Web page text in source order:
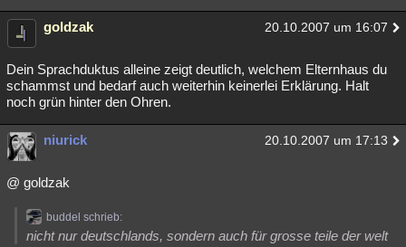
goldzak 20.10.2007 um 16:07
Dein Sprachduktus alleine zeigt deutlich, welchem Elternhaus du
schammst und bedarf auch weiterhin keinerlei Erklärung. Halt
noch grün hinter den Ohren.
niurick 20.10.2007 um 17:13
@ goldzak
buddel schrieb:
nicht nur deutschlands, sondern auch für grosse teile der welt